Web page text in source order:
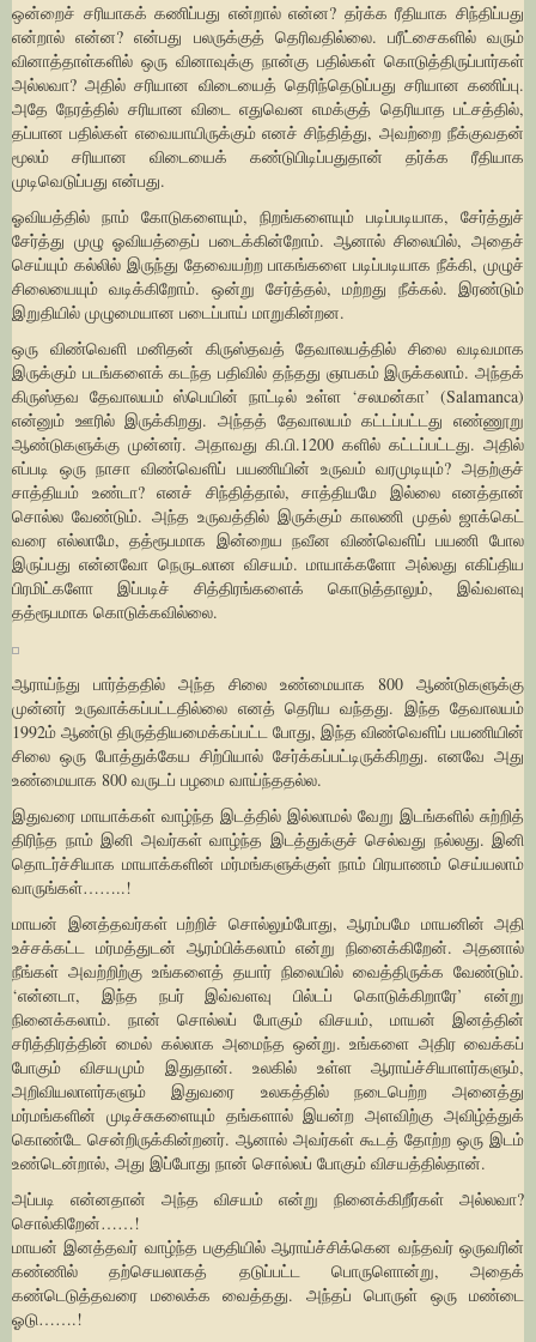
ஒன்றைச் சரியாகக் கணிப்பது என்றால் என்ன? தர்க்க ரீதியாக சிந்திப்பது
என்றால் என்ன? என்பது பலருக்குத் தெரிவதில்லை. பரீட்சைகளில் வரும்
வினாத்தாள்களில் ஒரு வினாவுக்கு நான்கு பதில்கள் கொடுத்திருப்பார்கள்
அல்லவா? அதில் சரியான விடையைத் தெரிந்தெடுப்பது சரியான கணிப்பு.
அதே நேரத்தில் சரியான விடை எதுவென எமக்குத் தெரியாத பட்சத்தில்,
தப்பான பதில்கள் எவையாயிருக்கும் எனச் சிந்தித்து, அவற்றை நீக்குவதன்
மூலம் சரியான விடையைக் கண்டுபிடிப்பதுதான் தர்க்க ரீதியாக
முடிவெடுப்பது என்பது.
ஓவியத்தில் நாம் கோடுகளையும், நிறங்களையும் படிப்படியாக, சேர்த்துச்
சேர்த்து முழு ஓவியத்தைப் படைக்கின்றோம். ஆனால் சிலையில், அதைச்
செய்யும் கல்லில் இருந்து தேவையற்ற பாகங்களை படிப்படியாக நீக்கி, முழுச்
சிலையையும் வடிக்கிறோம். ஒன்று சேர்த்தல், மற்றது நீக்கல். இரண்டும்
இறுதியில் முழுமையான படைப்பாய் மாறுகின்றன.
ஒரு விண்வெளி மனிதன் கிருஸ்தவத் தேவாலயத்தில் சிலை வடிவமாக
இருக்கும் படங்களைக் கடந்த பதிவில் தந்தது ஞாபகம் இருக்கலாம். அந்தக்
கிருஸ்தவ தேவாலயம் ஸ்பெயின் நாட்டில் உள்ள ‘சலமன்கா’ (Salamanca)
என்னும் ஊரில் இருக்கிறது. அந்தத் தேவாலயம் கட்டப்பட்டது எண்ணூறு
ஆண்டுகளுக்கு முன்னர். அதாவது கி.பி.1200 களில் கட்டப்பட்டது. அதில்
எப்படி ஒரு நாசா விண்வெளிப் பயணியின் உருவம் வரமுடியும்? அதற்குச்
சாத்தியம் உண்டா? எனச் சிந்தித்தால், சாத்தியமே இல்லை எனத்தான்
சொல்ல வேண்டும். அந்த உருவத்தில் இருக்கும் காலணி முதல் ஜாக்கெட்
வரை எல்லாமே, தத்ரூபமாக இன்றைய நவீன விண்வெளிப் பயணி போல
இருப்பது என்னவோ நெருடலான விசயம். மாயாக்களோ அல்லது எகிப்திய
பிரமிட்களோ இப்படிச் சித்திரங்களைக் கொடுத்தாலும், இவ்வளவு
தத்ரூபமாக கொடுக்கவில்லை.
ஆராய்ந்து பார்த்ததில் அந்த சிலை உண்மையாக 800 ஆண்டுகளுக்கு
முன்னர் உருவாக்கப்பட்டதில்லை எனத் தெரிய வந்தது. இந்த தேவாலயம்
1992ம் ஆண்டு திருத்தியமைக்கப்பட்ட போது, இந்த விண்வெளிப் பயணியின்
சிலை ஒரு போத்துக்கேய சிற்பியால் சேர்க்கப்பட்டிருக்கிறது. எனவே அது
உண்மையாக 800 வருடப் பழமை வாய்ந்ததல்ல.
இதுவரை மாயாக்கள் வாழ்ந்த இடத்தில் இல்லாமல் வேறு இடங்களில் சுற்றித்
திரிந்த நாம் இனி அவர்கள் வாழ்ந்த இடத்துக்குச் செல்வது நல்லது. இனி
தொடர்ச்சியாக மாயாக்களின் மர்மங்களுக்குள் நாம் பிரயாணம் செய்யலாம்
வாருங்கள்……..!
மாயன் இனத்தவர்கள் பற்றிச் சொல்லும்போது, ஆரம்பமே மாயனின் அதி
உச்சக்கட்ட மர்மத்துடன் ஆரம்பிக்கலாம் என்று நினைக்கிறேன். அதனால்
நீங்கள் அவற்றிற்கு உங்களைத் தயார் நிலையில் வைத்திருக்க வேண்டும்.
‘என்னடா, இந்த நபர் இவ்வளவு பில்டப் கொடுக்கிறாரே’ என்று
நினைக்கலாம். நான் சொல்லப் போகும் விசயம், மாயன் இனத்தின்
சரித்திரத்தின் மைல் கல்லாக அமைந்த ஒன்று. உங்களை அதிர வைக்கப்
போகும் விசயமும் இதுதான். உலகில் உள்ள ஆராய்ச்சியாளர்களும்,
அறிவியலாளர்களும் இதுவரை உலகத்தில் நடைபெற்ற அனைத்து
மர்மங்களின் முடிச்சுகளையும் தங்களால் இயன்ற அளவிற்கு அவிழ்த்துக்
கொண்டே சென்றிருக்கின்றனர். ஆனால் அவர்கள் கூடத் தோற்ற ஒரு இடம்
உண்டென்றால், அது இப்போது நான் சொல்லப் போகும் விசயத்தில்தான்.
அப்படி என்னதான் அந்த விசயம் என்று நினைக்கிறீர்கள் அல்லவா?
சொல்கிறேன்……!
மாயன் இனத்தவர் வாழ்ந்த பகுதியில் ஆராய்ச்சிக்கென வந்தவர் ஒருவரின்
கண்ணில் தற்செயலாகத் தடுப்பட்ட பொருளொன்று, அதைக்
கண்டெடுத்தவரை மலைக்க வைத்தது. அந்தப் பொருள் ஒரு மண்டை
ஓடு…….!